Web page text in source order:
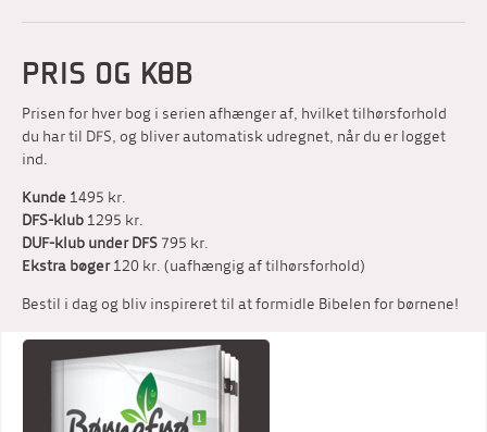
PRIS OG KØB
Prisen for hver bog i serien afhænger af, hvilket tilhørsforhold
du har til DFS, og bliver automatisk udregnet, når du er logget
ind.
Kunde1495 kr.
DFS-klub1295 kr.
DUF-klub under DFS795 kr.
Ekstra bøger120 kr. (uafhængig af tilhørsforhold)
Bestil i dag og bliv inspireret til at formidle Bibelen for børnene!